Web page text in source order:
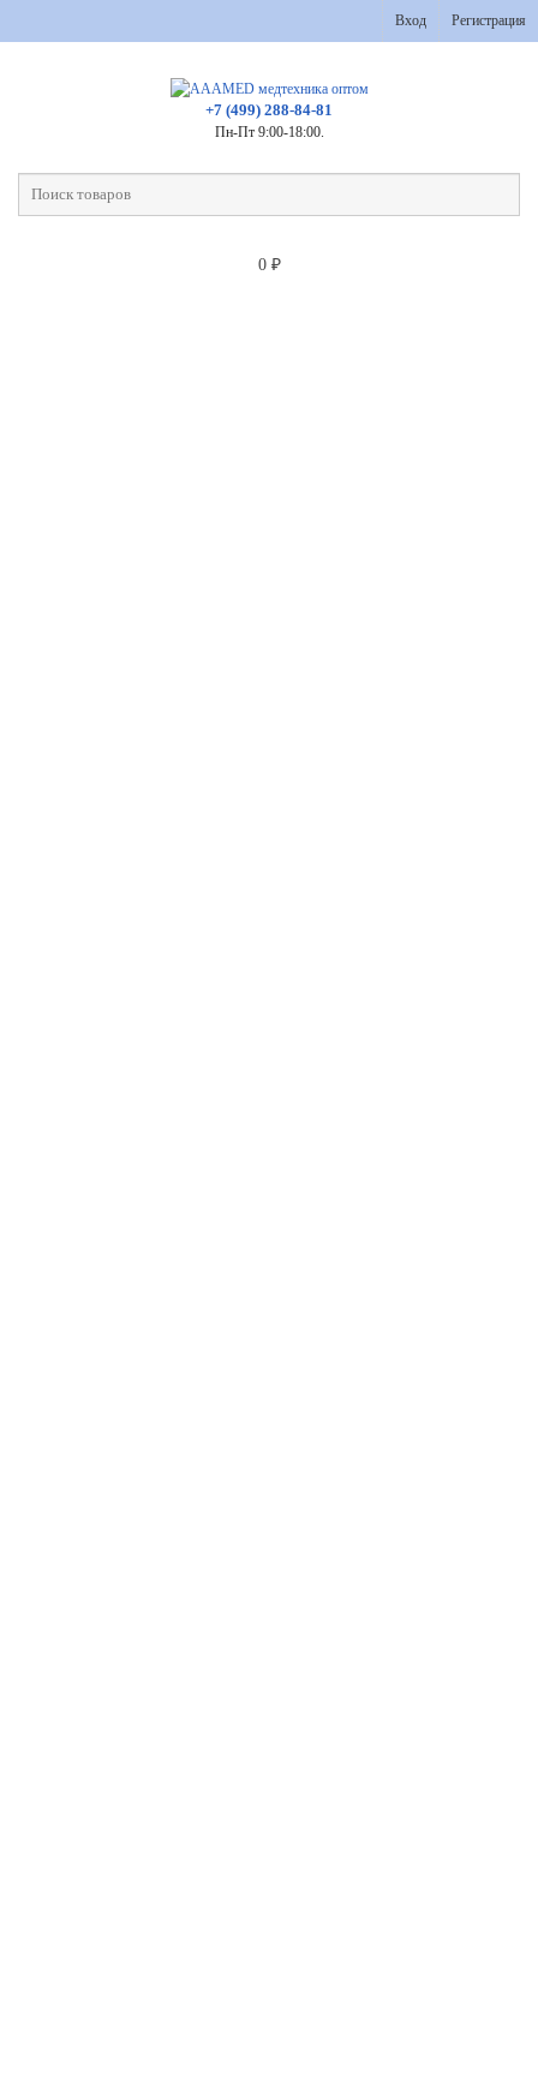
Вход Регистрация
+7 (499) 288-84-81
Пн-Пт 9:00-18:00.
0 ₽